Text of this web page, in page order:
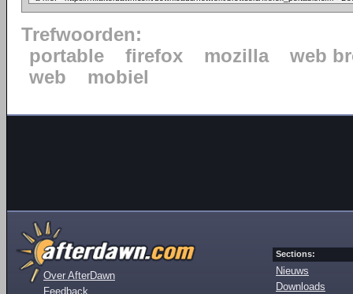
Trefwoorden:
portable
firefox mozilla
web
web
mobiel
Over AfterDawn
Feedback
Sections:
Nieuws
Downloads